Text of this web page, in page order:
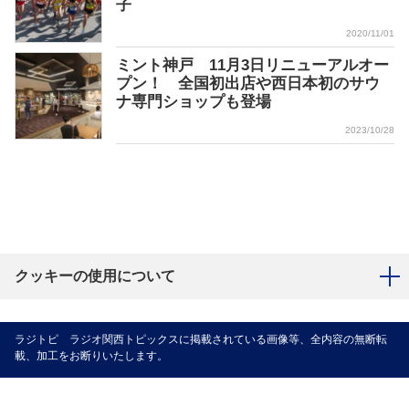
子
2020/11/01
ミント神戸 11月3日リニューアルオー
プン！ 全国初出店や西日本初のサウ
ナ専門ショップも登場
2023/10/28
クッキーの使用について
ラジトピ ラジオ関西トピックスに掲載されている画像等、全内容の無断転
載、加工をお断りいたします。